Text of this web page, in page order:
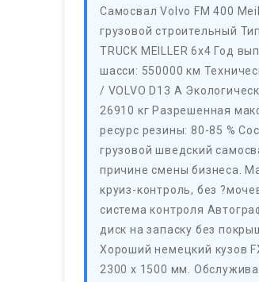
Самосвал Volvo FM 400
грузовой строительный
TRUCK MEILLER 6x4 Год
шасси: 550000 км
/ VOLVO D13 A
26910 кг Разрешенная
ресурс резины: 80-85 %
грузовой шведский
причине смены бизнеса.
круиз-контроль, без
система контроля
диск на запаску без
Хороший немецкий кузов
2300 x 1500 мм.